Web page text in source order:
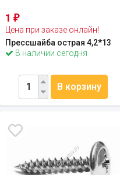
1₽
Цена при заказе онлайн!
Прессшайба острая 4,2*13
В наличии сегодня
В корзину